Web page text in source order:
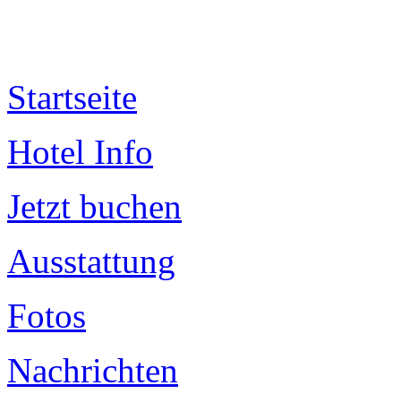
Startseite
Hotel Info
Jetzt buchen
Ausstattung
Fotos
Nachrichten